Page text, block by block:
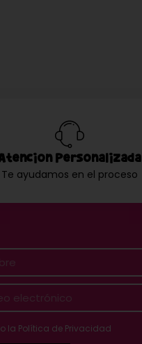
Personalizada
Te ayudamos en el proceso
la Política de Privacidad